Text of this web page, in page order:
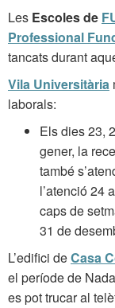
Les Escoles de
Professional
tancats durant
Vila Universitària
laborals:
Els dies 23,
gener, la
també
l’atenció 24
caps de
31 de
L’edifici deCasa
el període de
es pot trucar al